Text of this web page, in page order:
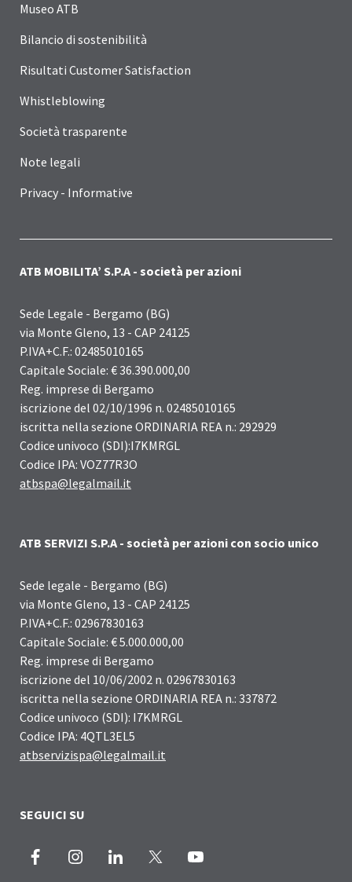
Museo ATB
Bilancio di sostenibilità
Risultati Customer Satisfaction
Whistleblowing
Società trasparente
Note legali
Privacy - Informative
ATB MOBILITA’ S.P.A - società per azioni
Sede Legale - Bergamo (BG)
via Monte Gleno, 13 - CAP 24125
P.IVA+C.F.: 02485010165
Capitale Sociale: € 36.390.000,00
Reg. imprese di Bergamo
iscrizione del 02/10/1996 n. 02485010165
iscritta nella sezione ORDINARIA REA n.: 292929
Codice univoco (SDI):I7KMRGL
Codice IPA: VOZ77R3O
atbspa@legalmail.it
ATB SERVIZI S.P.A - società per azioni con socio unico
Sede legale - Bergamo (BG)
via Monte Gleno, 13 - CAP 24125
P.IVA+C.F.: 02967830163
Capitale Sociale: € 5.000.000,00
Reg. imprese di Bergamo
iscrizione del 10/06/2002 n. 02967830163
iscritta nella sezione ORDINARIA REA n.: 337872
Codice univoco (SDI): I7KMRGL
Codice IPA: 4QTL3EL5
atbservizispa@legalmail.it
SEGUICI SU
Facebook InstagramLinkedIn